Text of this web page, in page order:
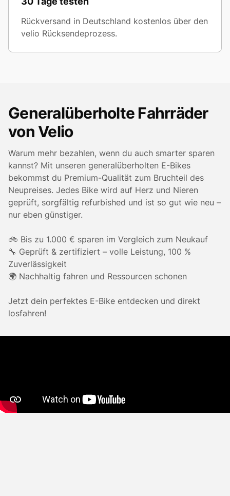
Rückversand in Deutschland kostenlos über den
velio Rücksendeprozess.
Generalüberholte Fahrräder
von Velio
Warum mehr bezahlen, wenn du auch smarter sparen
kannst? Mit unseren generalüberholten E-Bikes
bekommst du Premium-Qualität zum Bruchteil des
Neupreises. Jedes Bike wird auf Herz und Nieren
geprüft, sorgfältig refurbished und ist so gut wie neu –
nur eben günstiger.
🚲 Bis zu 1.000 € sparen im Vergleich zum Neukauf
🔧 Geprüft & zertifiziert – volle Leistung, 100 %
Zuverlässigkeit
🌍 Nachhaltig fahren und Ressourcen schonen
Jetzt dein perfektes E-Bike entdecken und direkt
losfahren!